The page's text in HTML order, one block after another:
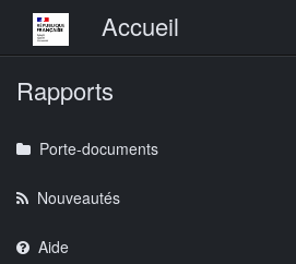
Menu principalAccueil
Rapports
Porte-documents
Nouveautés
Aide